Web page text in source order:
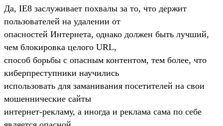
Да, IE8 заслуживает похвалы за то, что держит
пользователей на удалении от
опасностей Интернета, однако должен быть лучший,
чем блокировка целого URL,
способ борьбы с опасным контентом, тем более, что
киберпреступники научились
использовать для заманивания посетителей на свои
мошеннические сайты
интернет-рекламу, а иногда и реклама сама по себе